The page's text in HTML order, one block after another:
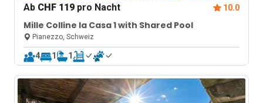
Ab CHF 119 pro Nacht 10.0
Mille Colline la Casa 1 with Shared Pool
Pianezzo, Schweiz
4 1 1